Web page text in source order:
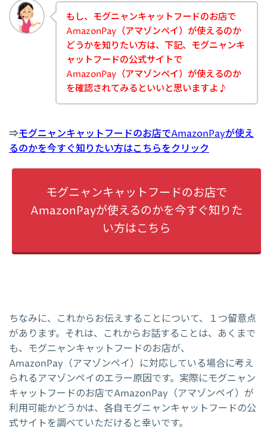
もし、モグニャンキャットフードのお店で
AmazonPay（アマゾンペイ）が使えるのか
どうかを知りたい方は、下記、モグニャンキ
ャットフードの公式サイトで
AmazonPay（アマゾンペイ）が使えるのか
を確認されてみるといいと思いますよ♪
⇒モグニャンキャットフードのお店でAmazonPayが使え
るのかを今すぐ知りたい方はこちらをクリック
モグニャンキャットフードのお店で
AmazonPayが使えるのかを今すぐ知りた
い方はこちら
ちなみに、これからお伝えすることについて、１つ留意点
があります。それは、これからお話することは、あくまで
も、モグニャンキャットフードのお店が、
AmazonPay（アマゾンペイ）に対応している場合に考え
られるアマゾンペイのエラー原因です。実際にモグニャン
キャットフードのお店でAmazonPay（アマゾンペイ）が
利用可能かどうかは、各自モグニャンキャットフードの公
式サイトを調べていただけると幸いです。